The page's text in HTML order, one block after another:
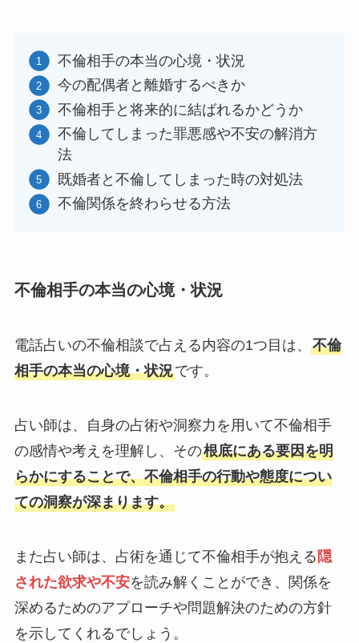
不倫相手の本当の心境・状況
今の配偶者と離婚するべきか
不倫相手と将来的に結ばれるかどうか
不倫してしまった罪悪感や不安の解消方
法
既婚者と不倫してしまった時の対処法
不倫関係を終わらせる方法
不倫相手の本当の心境・状況
電話占いの不倫相談で占える内容の1つ目は、 不倫
相手の本当の心境・状況です。
占い師は、自身の占術や洞察力を用いて不倫相手
の感情や考えを理解し、その根底にある要因を明
らかにすることで、不倫相手の行動や態度につい
ての洞察が深まります。
また占い師は、占術を通じて不倫相手が抱える 隠
された欲求や不安を読み解くことができ、関係を
深めるためのアプローチや問題解決のための方針
を示してくれるでしょう。